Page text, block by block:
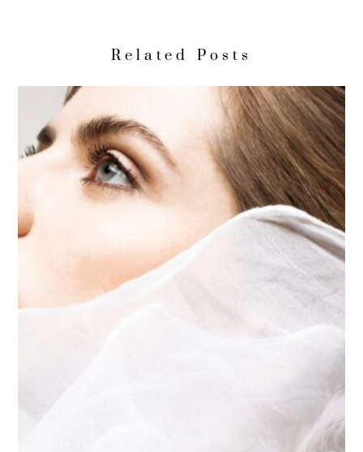
Related Posts